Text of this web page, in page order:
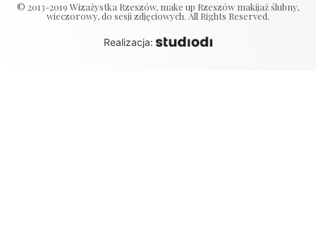
© 2013-2019 Wizażystka Rzeszów, make up Rzeszów makijaż ślubny,
wieczorowy, do sesji zdjęciowych. All Rights Reserved.
Realizacja: